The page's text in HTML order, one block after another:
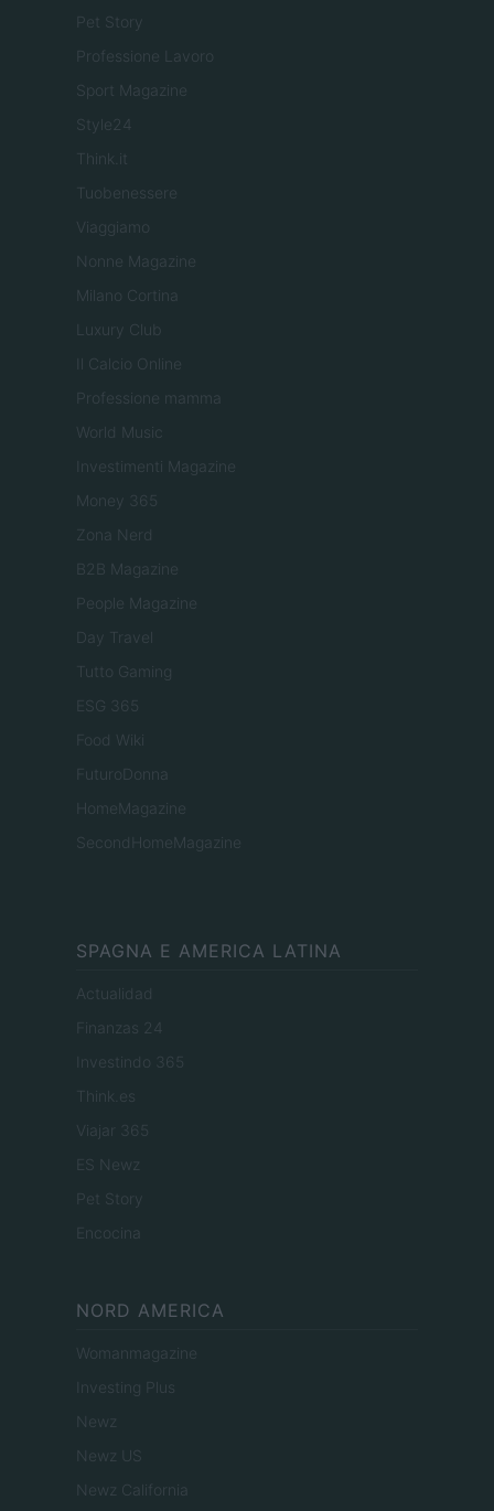
Pet Story
Professione Lavoro
Sport Magazine
Style24
Think.it
Tuobenessere
Viaggiamo
Nonne Magazine
Milano Cortina
Luxury Club
Il Calcio Online
Professione mamma
World Music
Investimenti Magazine
Money 365
Zona Nerd
B2B Magazine
People Magazine
Day Travel
Tutto Gaming
ESG 365
Food Wiki
FuturoDonna
HomeMagazine
SecondHomeMagazine
SPAGNA E AMERICA LATINA
Actualidad
Finanzas 24
Investindo 365
Think.es
Viajar 365
ES Newz
Pet Story
Encocina
NORD AMERICA
Womanmagazine
Investing Plus
Newz
Newz US
Newz California